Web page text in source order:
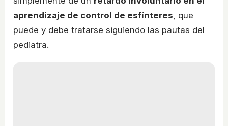
aprendizaje de control de esfínteres, que
puede y debe tratarse siguiendo las pautas del
pediatra.